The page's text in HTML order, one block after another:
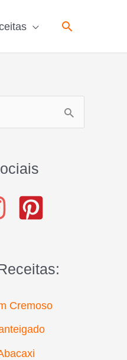
Pesquisar
Cremoso